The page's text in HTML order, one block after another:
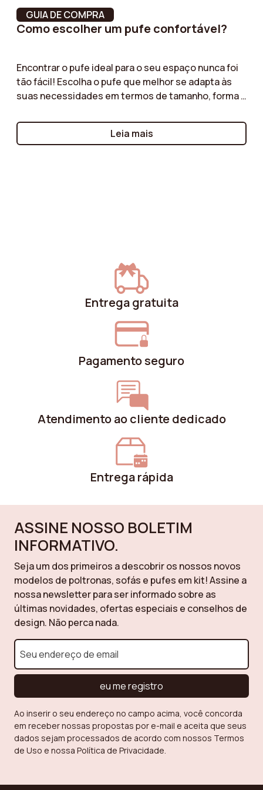
GUIA DE COMPRA
Como escolher um pufe confortável?
Encontrar o pufe ideal para o seu espaço nunca foi
tão fácil! Escolha o pufe que melhor se adapta às
suas necessidades em termos de tamanho, forma e
pufe com arrumação... os nossos guias oferecem
conselhos práticos para selecionar o pufe que
Leia mais
Entrega gratuita
Pagamento seguro
Atendimento ao cliente dedicado
Entrega rápida
ASSINE NOSSO BOLETIM
INFORMATIVO.
Seja um dos primeiros a descobrir os nossos novos
modelos de poltronas, sofás e pufes em kit! Assine a
nossa newsletter para ser informado sobre as
últimas novidades, ofertas especiais e conselhos de
design. Não perca nada.
eu me registro
Ao inserir o seu endereço no campo acima, você concorda
em receber nossas propostas por e-mail e aceita que seus
dados sejam processados de acordo com nossos Termos
de Uso e nossa Política de Privacidade.